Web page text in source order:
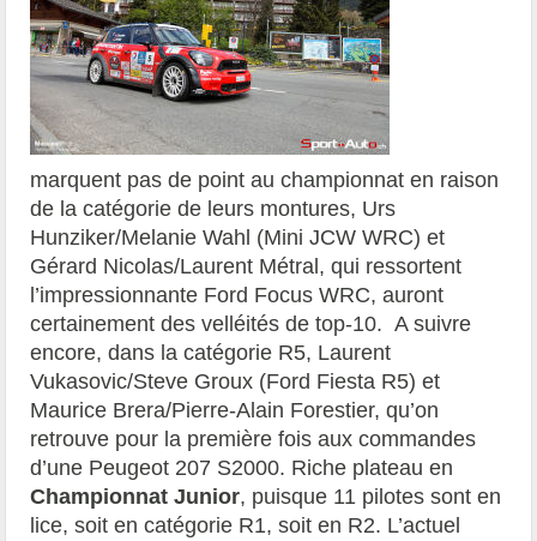
marquent pas de point au championnat en raison
de la catégorie de leurs montures, Urs
Hunziker/Melanie Wahl (Mini JCW WRC) et
Gérard Nicolas/Laurent Métral, qui ressortent
l’impressionnante Ford Focus WRC, auront
certainement des velléités de top-10. A suivre
encore, dans la catégorie R5, Laurent
Vukasovic/Steve Groux (Ford Fiesta R5) et
Maurice Brera/Pierre-Alain Forestier, qu’on
retrouve pour la première fois aux commandes
d’une Peugeot 207 S2000. Riche plateau en
Championnat Junior, puisque 11 pilotes sont en
lice, soit en catégorie R1, soit en R2. L’actuel